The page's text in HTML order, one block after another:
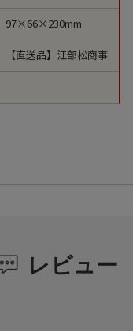
97×66×230mm
【直送品】江部松商事
レビュー